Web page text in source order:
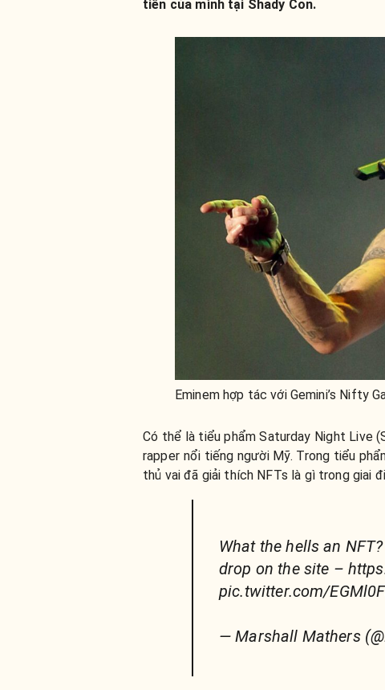
tiên của mình tại Shady Con.
Eminem hợp tác với Gemini’s Nifty
Có thể là tiểu phẩm Saturday Night Live
rapper nổi tiếng người Mỹ. Trong tiểu
thủ vai đã giải thích NFTs là gì trong giai
What the hells an
drop on the site –
pic.twitter.com/
— Marshall Mathers